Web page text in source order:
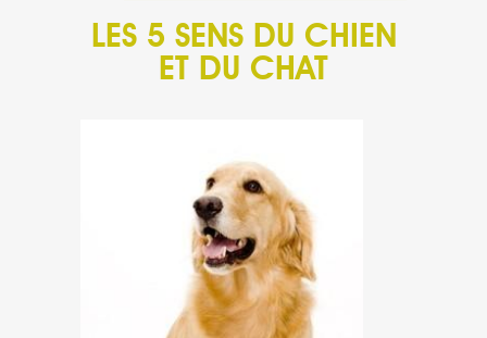
CONTACT
LES 5 SENS DU CHIEN
ET DU CHAT